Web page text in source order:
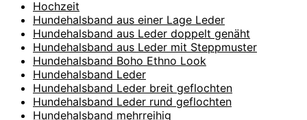
Hochzeit
Hundehalsband aus einer Lage Leder
Hundehalsband aus Leder doppelt genäht
Hundehalsband aus Leder mit Steppmuster
Hundehalsband Boho Ethno Look
Hundehalsband Leder
Hundehalsband Leder breit geflochten
Hundehalsband Leder rund geflochten
Hundehalsband mehrreihig